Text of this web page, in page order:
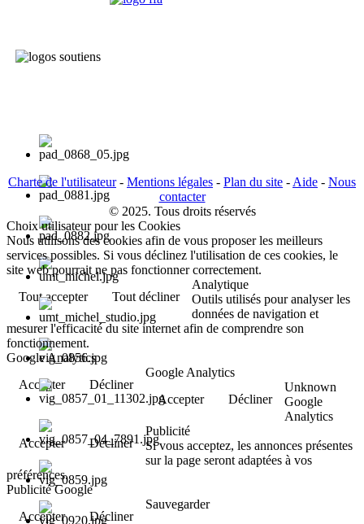
Charte de l'utilisateur- Mentions légales - Plan du site - Aide - Nous
contacter
© 2025. Tous droits réservés
Choix utilisateur pour les Cookies
Nous utilisons des cookies afin de vous proposer les meilleurs
services possibles. Si vous déclinez l'utilisation de ces cookies, le
site web pourrait ne pas fonctionner correctement.
Tout accepter
Tout décliner
Analytique
Outils utilisés pour analyser les
données de navigation et
mesurer l'efficacité du site internet afin de comprendre son
fonctionnement.
Google Analytics
Accepter
Décliner
Google Analytics
Accepter
Décliner
Unknown
Google
Analytics
Accepter
Décliner
Publicité
Si vous acceptez, les annonces présentes
sur la page seront adaptées à vos
préférences.
Publicité Google
Accepter
Décliner
Sauvegarder